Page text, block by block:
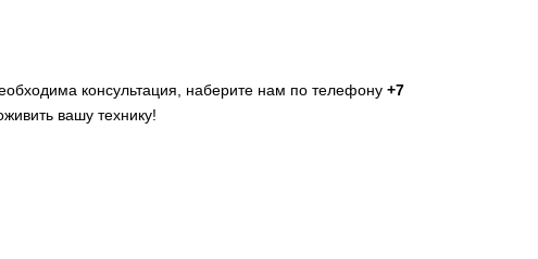
консультация, наберите нам по телефону +7
вашу технику!